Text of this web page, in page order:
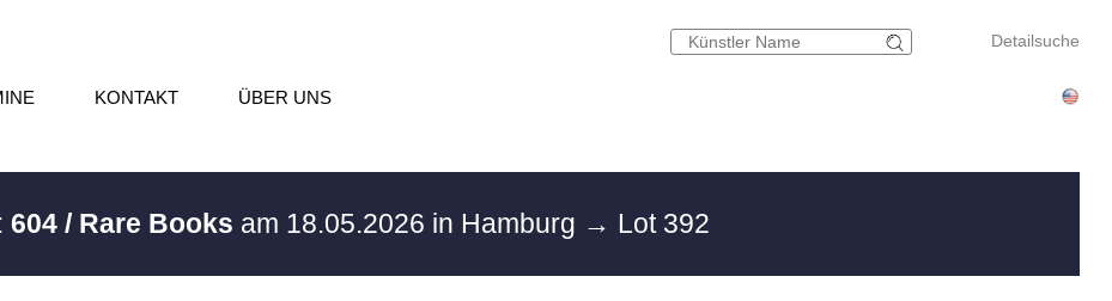
Detailsuche
KONTAKT ÜBER UNS
604 / Rare Books am 18.05.2026 in Hamburg → Lot 392